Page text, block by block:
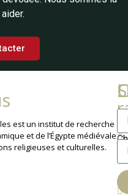
est un institut de recherche
et de l’Égypte médiévale
religieuses et culturelles.
La